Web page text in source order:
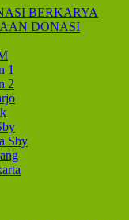
BERKARYA
DONASI
1
2
Sby